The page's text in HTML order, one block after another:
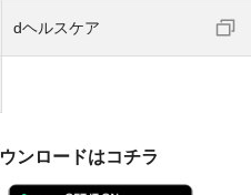
dヘルスケア
ンロードはコチラ